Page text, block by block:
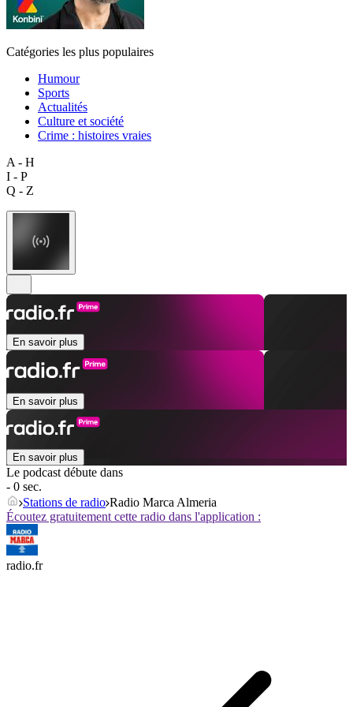
Catégories les plus populaires
Humour
Sports
Actualités
Culture et société
Crime : histoires vraies
A - H
I - P
Q - Z
En savoir plus
En savoir plus
En savoir plus
Le podcast débute dans
- 0 sec.
Stations de radio Radio Marca Almeria
Écoutez gratuitement cette radio dans l'application :
radio.fr